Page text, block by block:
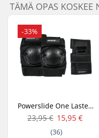
TÄMÄ OPAS KOSKEE
-33%
Powerslide One Lasten Suojasetti
23,95 € 15,95 €
(36)